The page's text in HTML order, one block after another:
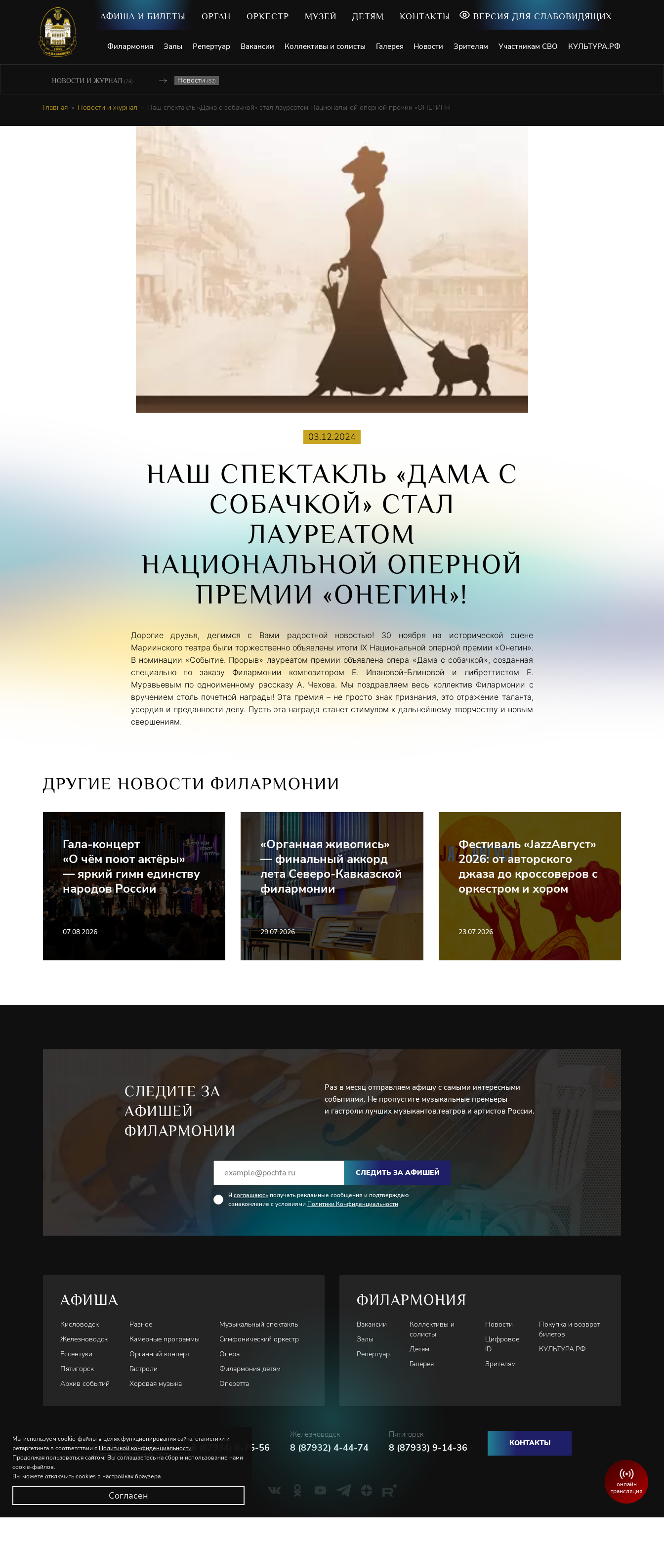
АФИША И БИЛЕТЫ ОРГАН ОРКЕСТР МУЗЕЙ ДЕТЯМ КОНТАКТЫ ВЕРСИЯ ДЛЯ СЛАБОВИДЯЩИХ
Филармония Залы Репертуар Вакансии Коллективы и солисты Галерея Новости Зрителям Участникам СВО КУЛЬТУРА.РФ
НОВОСТИ И ЖУРНАЛ (78) Новости (82)
Главная Новости и журнал Наш спектакль «Дама с собачкой» стал лауреатом Национальной оперной премии «ОНЕГИН»!
03.12.2024
НАШ СПЕКТАКЛЬ «ДАМА С
СОБАЧКОЙ» СТАЛ
ЛАУРЕАТОМ
НАЦИОНАЛЬНОЙ ОПЕРНОЙ
ПРЕМИИ «ОНЕГИН»!
Дорогие друзья, делимся с Вами радостной новостью! 30 ноября на исторической сцене
Мариинского театра были торжественно объявлены итоги IX Национальной оперной премии «Онегин».
В номинации «Событие. Прорыв» лауреатом премии объявлена опера «Дама с собачкой», созданная
специально по заказу Филармонии композитором Е. Ивановой-Блиновой и либреттистом Е.
Муравьевым по одноименному рассказу А. Чехова. Мы поздравляем весь коллектив Филармонии с
вручением столь почетной награды! Эта премия – не просто знак признания, это отражение таланта,
усердия и преданности делу. Пусть эта награда станет стимулом к дальнейшему творчеству и новым
свершениям.
ДРУГИЕ НОВОСТИ ФИЛАРМОНИИ
Гала-концерт
«О чём поют актёры»
— яркий гимн единству
народов России
07.08.2026
«Органная живопись»
— финальный аккорд
лета Северо-Кавказской
филармонии
29.07.2026
Фестиваль «JazzАвгуст»
2026: от авторского
джаза до кроссоверов с
оркестром и хором
23.07.2026
СЛЕДИТЕ ЗА
АФИШЕЙ
ФИЛАРМОНИИ
Раз в месяц отправляем афишу с самыми интересными
событиями. Не пропустите музыкальные премьеры
и гастроли лучших музыкантов,театров и артистов России.
СЛЕДИТЬ ЗА АФИШЕЙ
Я соглашаюсь получать рекламные сообщения и подтверждаю
ознакомление с условиями Политики Конфиденциальности
АФИША
Кисловодск
Железноводск
Ессентуки
Пятигорск
Архив событий
Разное
Камерные программы
Органный концерт
Гастроли
Хоровая музыка
Музыкальный спектакль
Симфонический оркестр
Опера
Филармония детям
Оперетта
ФИЛАРМОНИЯ
Вакансии
Залы
Репертуар
Коллективы и
солисты
Детям
Галерея
Новости
Цифровое
ID
Зрителям
Покупка и возврат
билетов
КУЛЬТУРА.РФ
Кисловодск
8(87937) 2-18-18
8(87937) 2-18-17
8 (87934) 6-75-56
Железноводск
8 (87932) 4-44-74
Пятигорск
8 (87933) 9-14-36 КОНТАКТЫ
Мы используем cookie-файлы в целях функционирования сайта, статистики и
ретаргетинга в соответствии с Политикой конфиденциальности.
Продолжая пользоваться сайтом, Вы соглашаетесь на сбор и использование нами
cookie-файлов.
Вы можете отключить cookies в настройках браузера.
Согласен
онлайн
трансляция